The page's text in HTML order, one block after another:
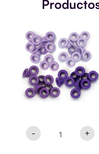
-
estándar
Lilas
cantidad
+